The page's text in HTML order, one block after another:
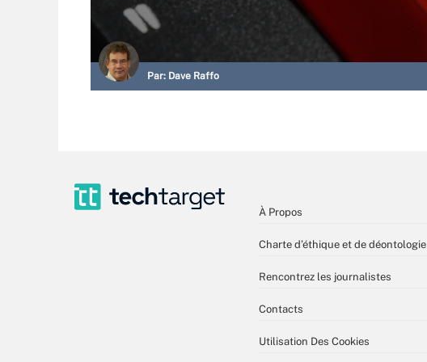
Par: Dave Raffo
À Propos
Charte d’éthique et de déontologie
Rencontrez les journalistes
Contacts
Utilisation Des Cookies